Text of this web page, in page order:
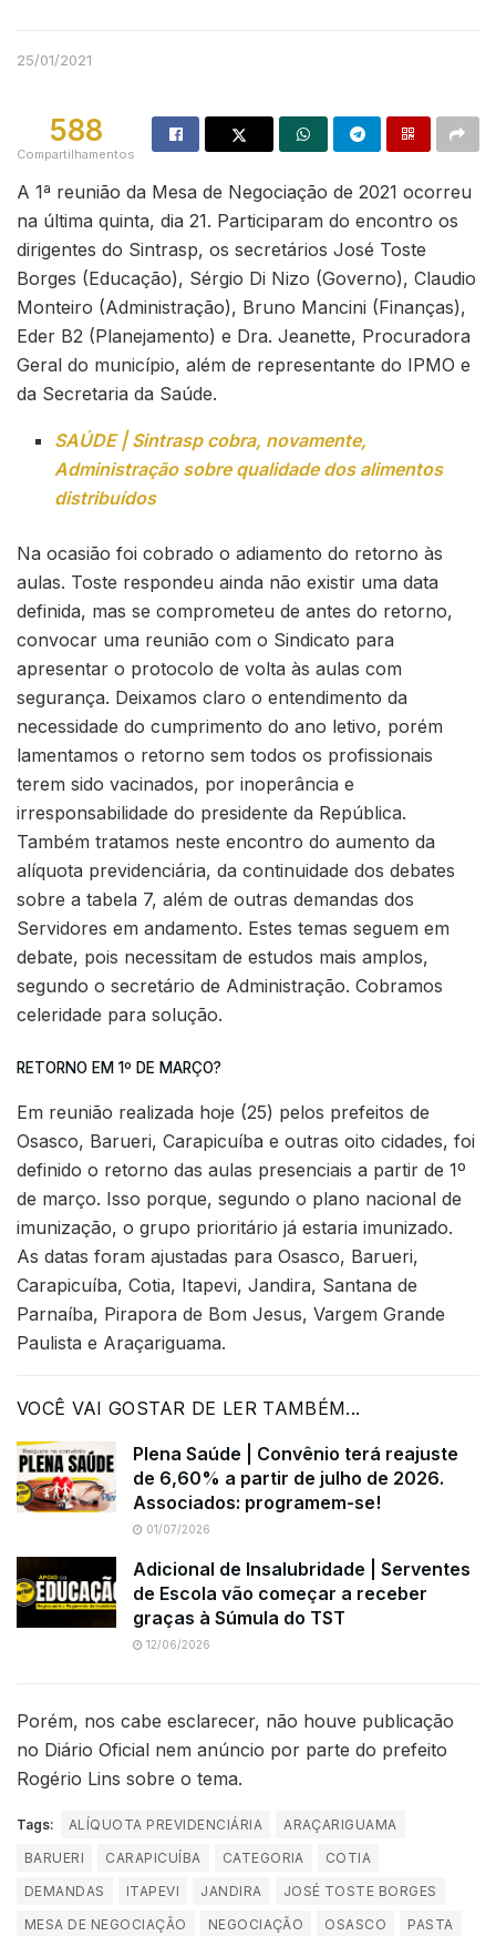
25/01/2021
588
Compartilhamentos
A 1ª reunião da Mesa de Negociação de 2021 ocorreu
na última quinta, dia 21. Participaram do encontro os
dirigentes do Sintrasp, os secretários José Toste
Borges (Educação), Sérgio Di Nizo (Governo), Claudio
Monteiro (Administração), Bruno Mancini (Finanças),
Eder B2 (Planejamento) e Dra. Jeanette, Procuradora
Geral do município, além de representante do IPMO e
da Secretaria da Saúde.
SAÚDE | Sintrasp cobra, novamente,
Administração sobre qualidade dos alimentos
distribuídos
Na ocasião foi cobrado o adiamento do retorno às
aulas. Toste respondeu ainda não existir uma data
definida, mas se comprometeu de antes do retorno,
convocar uma reunião com o Sindicato para
apresentar o protocolo de volta às aulas com
segurança. Deixamos claro o entendimento da
necessidade do cumprimento do ano letivo, porém
lamentamos o retorno sem todos os profissionais
terem sido vacinados, por inoperância e
irresponsabilidade do presidente da República.
Também tratamos neste encontro do aumento da
alíquota previdenciária, da continuidade dos debates
sobre a tabela 7, além de outras demandas dos
Servidores em andamento. Estes temas seguem em
debate, pois necessitam de estudos mais amplos,
segundo o secretário de Administração. Cobramos
celeridade para solução.
RETORNO EM 1º DE MARÇO?
Em reunião realizada hoje (25) pelos prefeitos de
Osasco, Barueri, Carapicuíba e outras oito cidades, foi
definido o retorno das aulas presenciais a partir de 1º
de março. Isso porque, segundo o plano nacional de
imunização, o grupo prioritário já estaria imunizado.
As datas foram ajustadas para Osasco, Barueri,
Carapicuíba, Cotia, Itapevi, Jandira, Santana de
Parnaíba, Pirapora de Bom Jesus, Vargem Grande
Paulista e Araçariguama.
VOCÊ VAI GOSTAR DE LER TAMBÉM...
Plena Saúde | Convênio terá reajuste
de 6,60% a partir de julho de 2026.
Associados: programem-se!
01/07/2026
Adicional de Insalubridade | Serventes
de Escola vão começar a receber
graças à Súmula do TST
12/06/2026
Porém, nos cabe esclarecer, não houve publicação
no Diário Oficial nem anúncio por parte do prefeito
Rogério Lins sobre o tema.
Tags: ALÍQUOTA PREVIDENCIÁRIA
ARAÇARIGUAMA
BARUERI
CARAPICUÍBA CATEGORIA
COTIA
DEMANDAS
ITAPEVI JANDIRA
JOSÉ TOSTE BORGES
MESA DE NEGOCIAÇÃO
NEGOCIAÇÃO OSASCO PASTA